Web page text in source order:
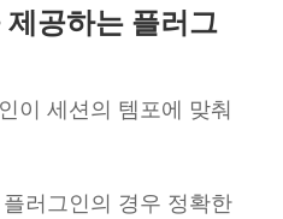
공하는 플러그
이 세션의 템포에 맞춰
러그인의 경우 정확한